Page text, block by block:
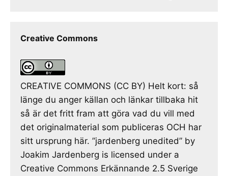
Creative Commons
CREATIVE COMMONS (CC BY) Helt kort: så
länge du anger källan och länkar tillbaka hit
så är det fritt fram att göra vad du vill med
det originalmaterial som publiceras OCH har
sitt ursprung här. ”jardenberg unedited” by
Joakim Jardenberg is licensed under a
Creative Commons Erkännande 2.5 Sverige